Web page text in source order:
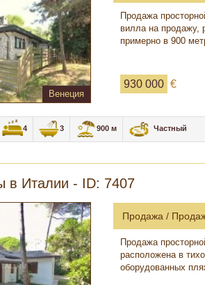
Венеция
Продажа
вилла на продажу,
примерно в 900
930 000 €
4 3 900 м Частный
в Италии - ID: 7407
Продажа /
Продажа
расположена в
оборудованных